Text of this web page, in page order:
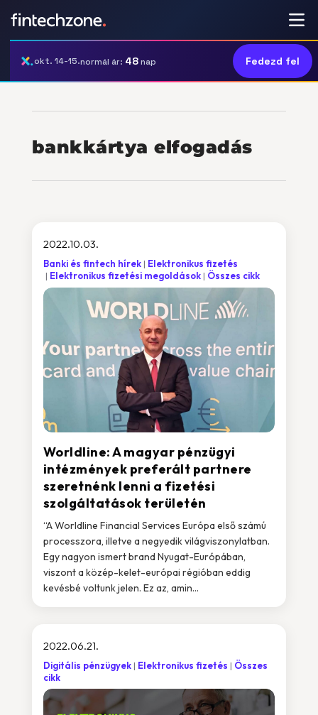
okt. 14-15.normál ár: 48nap Fedezd fel
bankkártya elfogadás
Worldline: A magyar pénzügyi
intézmények preferált partnere
szeretnénk lenni a fizetési
szolgáltatások területén
2022.10.03.
Banki és fintech hírek
Elektronikus fizetés
Elektronikus fizetési megoldások
Összes cikk
“A Worldline Financial Services Európa első számú
processzora, illetve a negyedik világviszonylatban.
Egy nagyon ismert brand Nyugat-Európában,
viszont a közép-kelet-európai régióban eddig
kevésbé voltunk jelen. Ez az, amin...
2022.06.21.
Digitális pénzügyek Elektronikus fizetés
Összes
cikk